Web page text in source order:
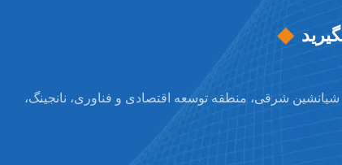
جاده شیانشین شرقی، منطقه توسعه اقتصادی و فناوری، نانجینگ،